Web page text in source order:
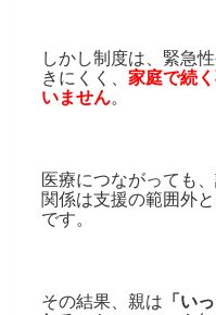
しかし制度は、緊急
きにくく、家庭で続
いません。
医療につながっても
関係は支援の範囲外
です。
その結果、親は 「い